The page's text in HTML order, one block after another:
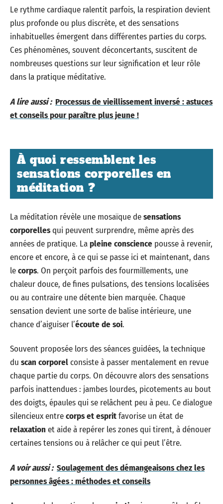
Le rythme cardiaque ralentit parfois, la respiration devient
plus profonde ou plus discrète, et des sensations
inhabituelles émergent dans différentes parties du corps.
Ces phénomènes, souvent déconcertants, suscitent de
nombreuses questions sur leur signification et leur rôle
dans la pratique méditative.
A lire aussi : Processus de vieillissement inversé : astuces
et conseils pour paraître plus jeune !
À quoi ressemblent les
sensations corporelles en
méditation ?
La méditation révèle une mosaïque desensations
corporellesqui peuvent surprendre, même après des
années de pratique. Lapleine conscience pousse à revenir,
encore et encore, à ce qui se passe ici et maintenant, dans
lecorps. On perçoit parfois des fourmillements, une
chaleur douce, de fines pulsations, des tensions localisées
ou au contraire une détente bien marquée. Chaque
sensation devient une sorte de balise intérieure, une
chance d’aiguiser l’écoute de soi.
Souvent proposée lors des séances guidées, la technique
du scan corporelconsiste à passer mentalement en revue
chaque partie du corps. On découvre alors des sensations
parfois inattendues : jambes lourdes, picotements au bout
des doigts, épaules qui se relâchent peu à peu. Ce dialogue
silencieux entrecorps et espritfavorise un état de
relaxation et aide à repérer les zones qui tirent, à dénouer
certaines tensions ou à relâcher ce qui peut l’être.
A voir aussi : Soulagement des démangeaisons chez les
personnes âgées : méthodes et conseils